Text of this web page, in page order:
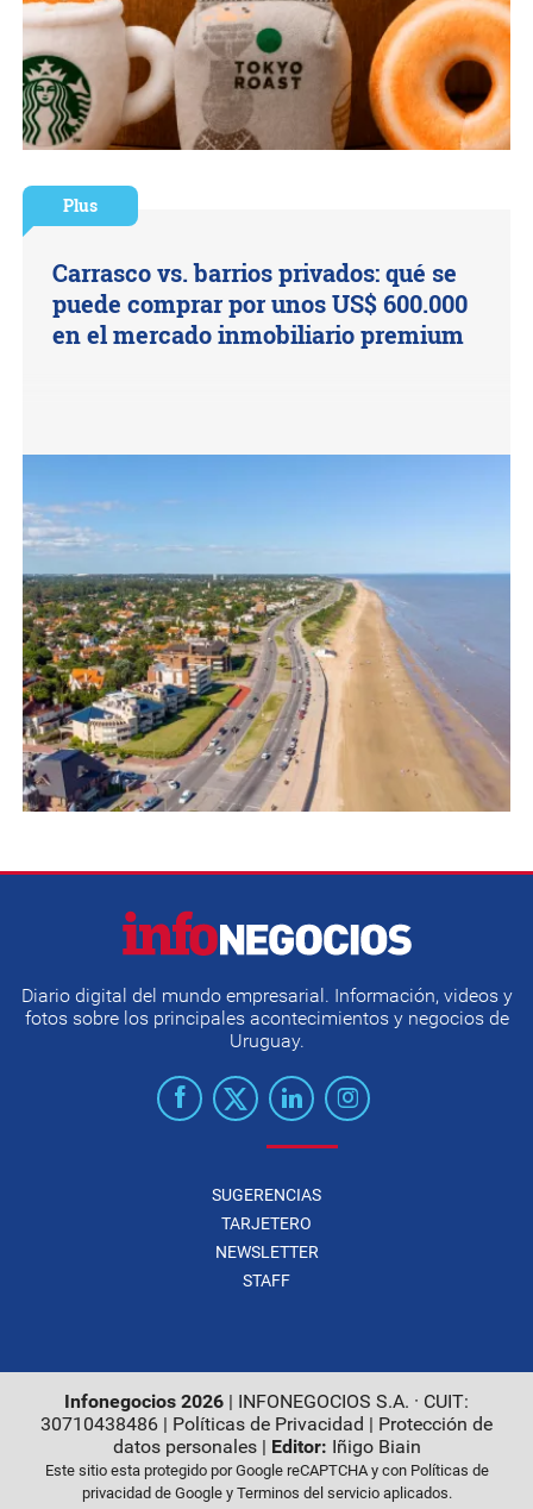
Plus
Carrasco vs. barrios privados: qué se
puede comprar por unos US$ 600.000
en el mercado inmobiliario premium
Diario digital del mundo empresarial. Información, videos y
fotos sobre los principales acontecimientos y negocios de
Uruguay.
SUGERENCIAS
TARJETERO
NEWSLETTER
STAFF
Infonegocios 2026 | INFONEGOCIOS S.A. · CUIT:
30710438486 | Políticas de Privacidad | Protección de
datos personales| Editor: Iñigo Biain
Este sitio esta protegido por Google reCAPTCHA y con Políticas de
privacidad de Googley Terminos del servicioaplicados.